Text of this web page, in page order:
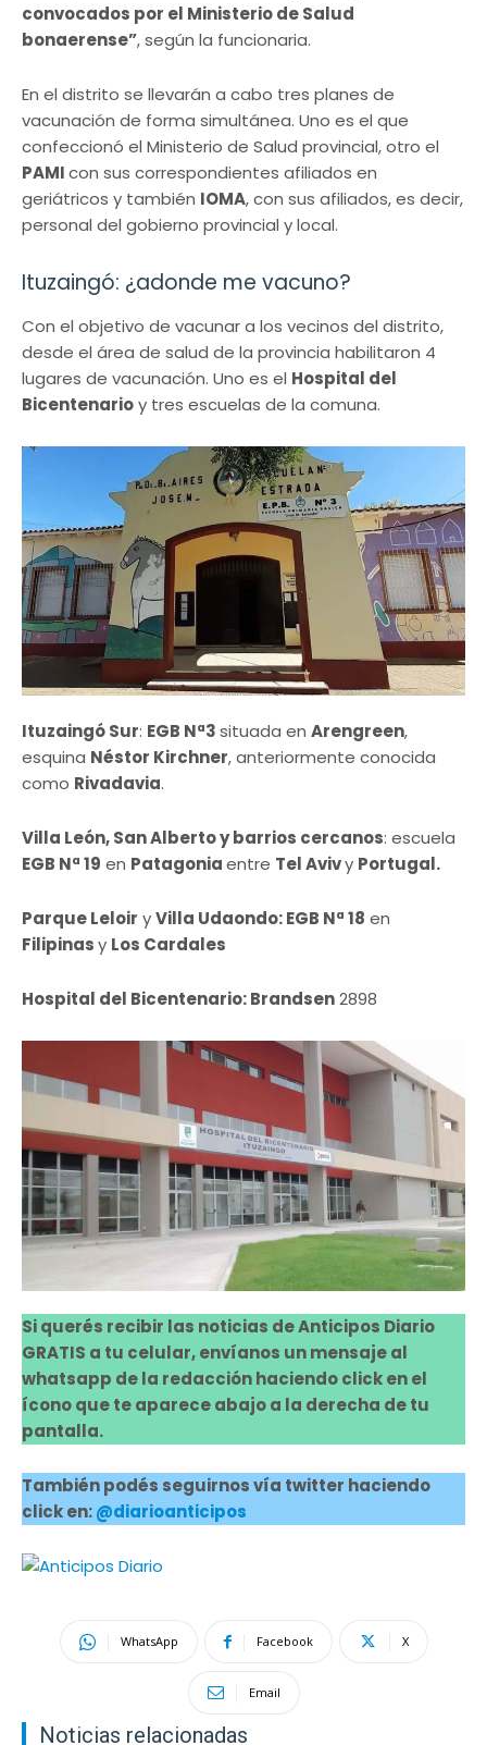
convocados por el Ministerio de Salud
bonaerense”, según la funcionaria.
En el distrito se llevarán a cabo tres planes de
vacunación de forma simultánea. Uno es el que
confeccionó el Ministerio de Salud provincial, otro el
PAMIcon sus correspondientes afiliados en
geriátricos y también IOMA, con sus afiliados, es decir,
personal del gobierno provincial y local.
Ituzaingó: ¿adonde me vacuno?
Con el objetivo de vacunar a los vecinos del distrito,
desde el área de salud de la provincia habilitaron 4
lugares de vacunación. Uno es el Hospital del
Bicentenarioy tres escuelas de la comuna.
Ituzaingó Sur: EGB Nª3situada en Arengreen,
esquina Néstor Kirchner, anteriormente conocida
como Rivadavia.
Villa León, San Alberto y barrios cercanos: escuela
EGB Nª 19 en Patagoniaentre Tel Avivy Portugal.
Parque Leloir yVilla Udaondo: EGB Nª 18 en
Filipinasy Los Cardales
Hospital del Bicentenario: Brandsen2898
Si querés recibir las noticias de Anticipos Diario
GRATIS a tu celular, envíanos un mensaje al
whatsapp de la redacción haciendo click en el
ícono que te aparece abajo a la derecha de tu
pantalla.
También podés seguirnos vía twitter haciendo
click en:@diarioanticipos
WhatsApp Facebook X
Email
Noticias relacionadas